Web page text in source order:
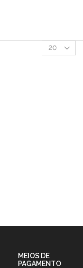
Produtos
por
MEIOS DE
PAGAMENTO